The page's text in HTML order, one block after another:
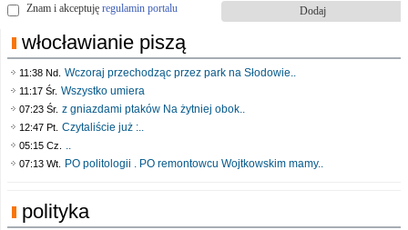
Znam i akceptuję regulamin portalu
włocławianie piszą
11:38 Nd. Wczoraj przechodząc przez park na Słodowie..
11:17 Śr. Wszystko umiera
07:23 Śr. z gniazdami ptaków Na żytniej obok..
12:47 Pt. Czytaliście już :..
05:15 Cz. ..
07:13 Wt. PO politologii . PO remontowcu Wojtkowskim mamy..
polityka